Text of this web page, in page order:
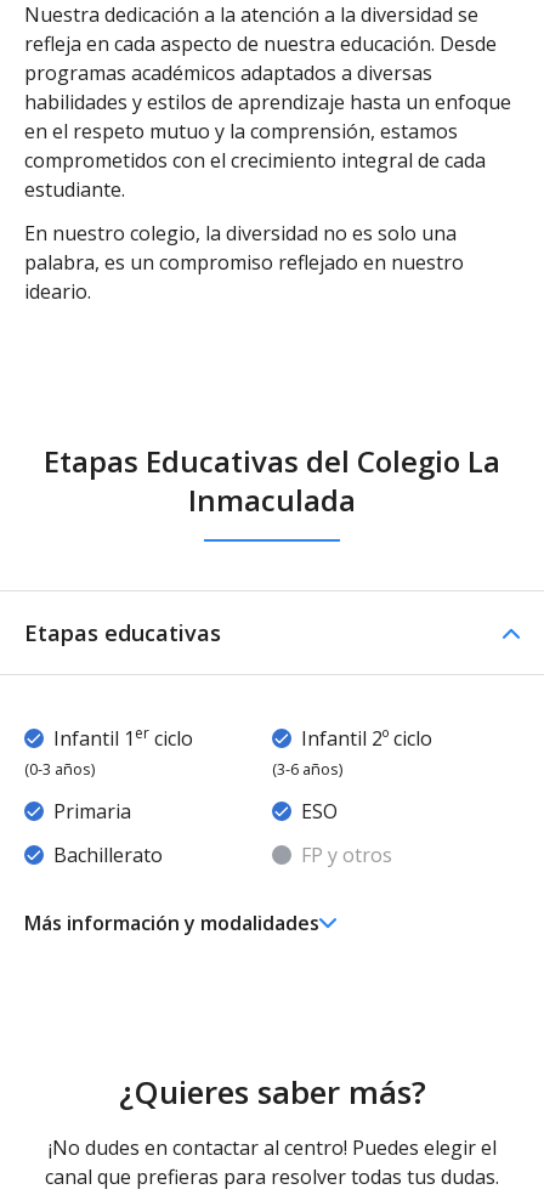
Nuestra dedicación a la atención a la diversidad se
refleja en cada aspecto de nuestra educación. Desde
programas académicos adaptados a diversas
habilidades y estilos de aprendizaje hasta un enfoque
en el respeto mutuo y la comprensión, estamos
comprometidos con el crecimiento integral de cada
estudiante.
En nuestro colegio, la diversidad no es solo una
palabra, es un compromiso reflejado en nuestro
ideario.
Etapas Educativas del Colegio La
Inmaculada
Etapas educativas
Infantil 1 er ciclo
(0-3 años)
Infantil 2º ciclo
(3-6 años)
Primaria
ESO
Bachillerato
FP y otros
Más información y modalidades
Educación Infantil (Segundo Ciclo ) - Diurno (Presencial)
- Concertado
Educación Primaria
Educación Primaria - Diurno (Presencial) - Concertado
¿Quieres saber más?
¡No dudes en contactar al centro! Puedes elegir el
canal que prefieras para resolver todas tus dudas.